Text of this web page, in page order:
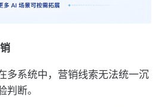
多系统中，营销线索无法统一沉
断。